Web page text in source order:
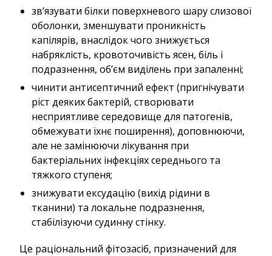
зв’язувати білки поверхневого шару слизової
оболонки, зменшувати проникність
капілярів, внаслідок чого знижується
набряклість, кровоточивість ясен, біль і
подразнення, об’єм виділень при запаленні;
чинити антисептичний ефект (пригнічувати
ріст деяких бактерій, створювати
несприятливе середовище для патогенів,
обмежувати їхнє поширення), доповнюючи,
але не замінюючи лікування при
бактеріальних інфекціях середнього та
тяжкого ступеня;
знижувати ексудацію (вихід рідини в
тканини) та локальне подразнення,
стабілізуючи судинну стінку.
Це раціональний фітозасіб, призначений для